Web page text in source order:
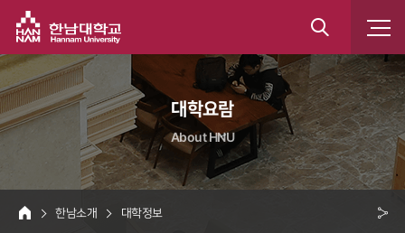
통
합
검
색
대학요람
About HNU
HOME
한남소개 대학정보